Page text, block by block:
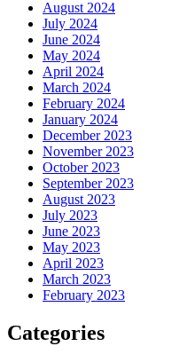
August 2024
July 2024
June 2024
May 2024
April 2024
March 2024
February 2024
January 2024
December 2023
November 2023
October 2023
September 2023
August 2023
July 2023
June 2023
May 2023
April 2023
March 2023
February 2023
Categories